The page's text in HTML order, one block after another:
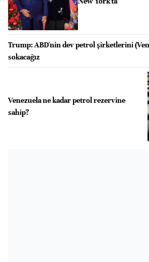
Trump: ABD'nin dev petrol şirketlerini
sokacağız
Venezuela ne kadar petrol rezervine
sahip?